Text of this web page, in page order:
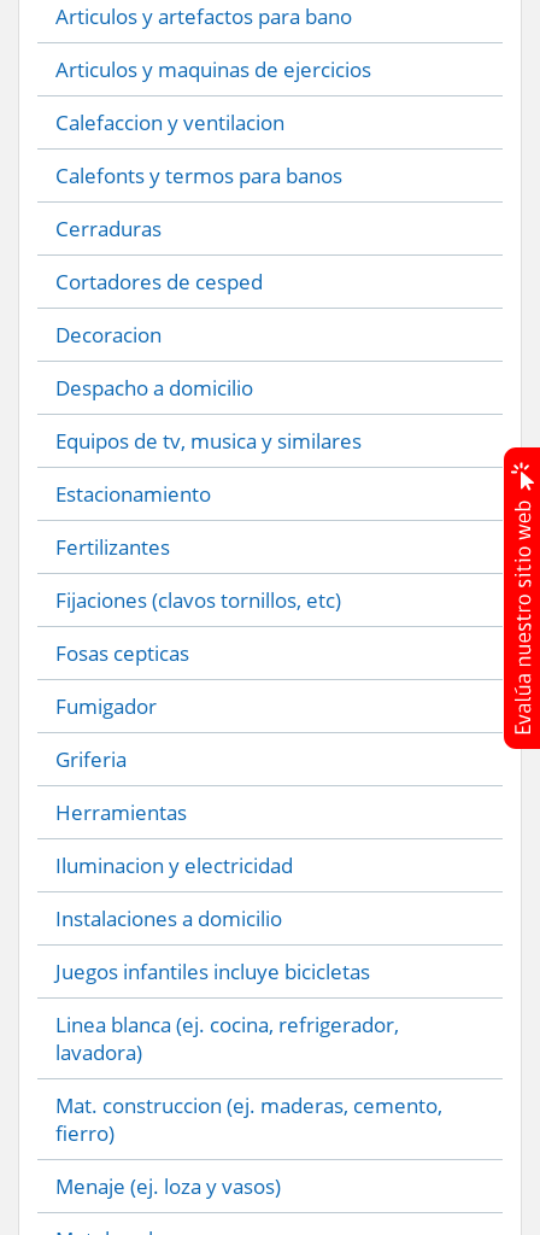
Articulos y artefactos para bano
Articulos y maquinas de ejercicios
Calefaccion y ventilacion
Calefonts y termos para banos
Cerraduras
Cortadores de cesped
Decoracion
Despacho a domicilio
Equipos de tv, musica y similares
Estacionamiento
Fertilizantes
Fijaciones (clavos tornillos, etc)
Fosas cepticas
Fumigador
Griferia
Herramientas
Iluminacion y electricidad
Instalaciones a domicilio
Juegos infantiles incluye bicicletas
Linea blanca (ej. cocina, refrigerador,
lavadora)
Mat. construccion (ej. maderas, cemento,
fierro)
Menaje (ej. loza y vasos)